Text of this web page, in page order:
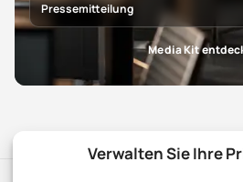
Verwalten Sie Ihre
Pressemitteilung
Media Kit